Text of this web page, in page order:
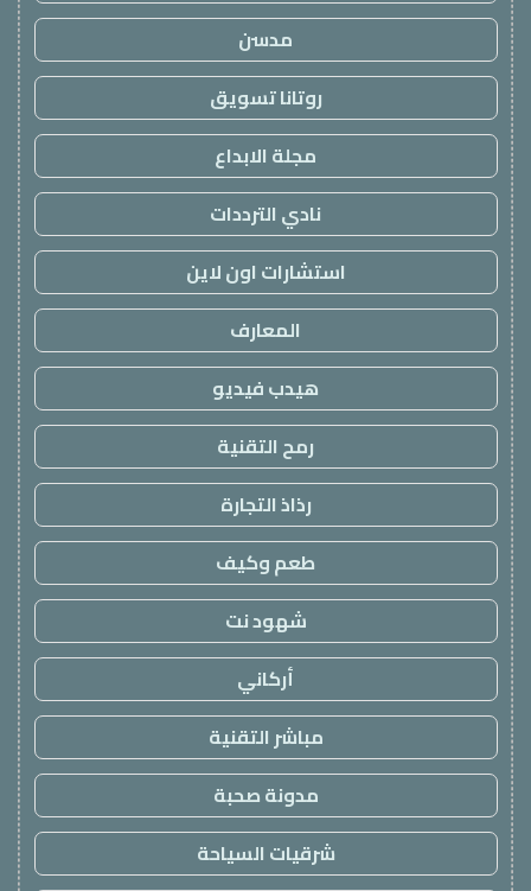
مدسن
روتانا تسويق
مجلة الابداع
نادي الترددات
استشارات اون لاين
المعارف
هيدب فيديو
رمح التقنية
رذاذ التجارة
طعم وكيف
شهود نت
أركاني
مباشر التقنية
مدونة صحبة
شرقيات السياحة